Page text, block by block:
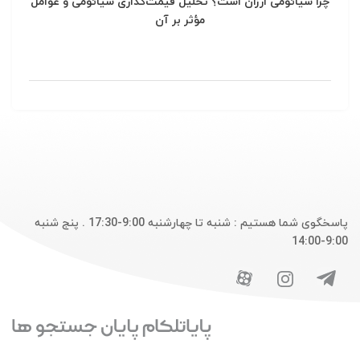
مؤثر بر آن
پاسخگوی شما هستیم : شنبه تا چهارشنبه 9:00-17:30 . پنج شنبه
9:00-14:00